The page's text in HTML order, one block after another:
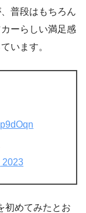
普段はもちろん
ーらしい満足感
います。
2023
初めてみたとお